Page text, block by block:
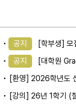
공지
[학부생] 모
공지
[대학원
[환영] 2026학년도
[강의] 26년 1학기 (